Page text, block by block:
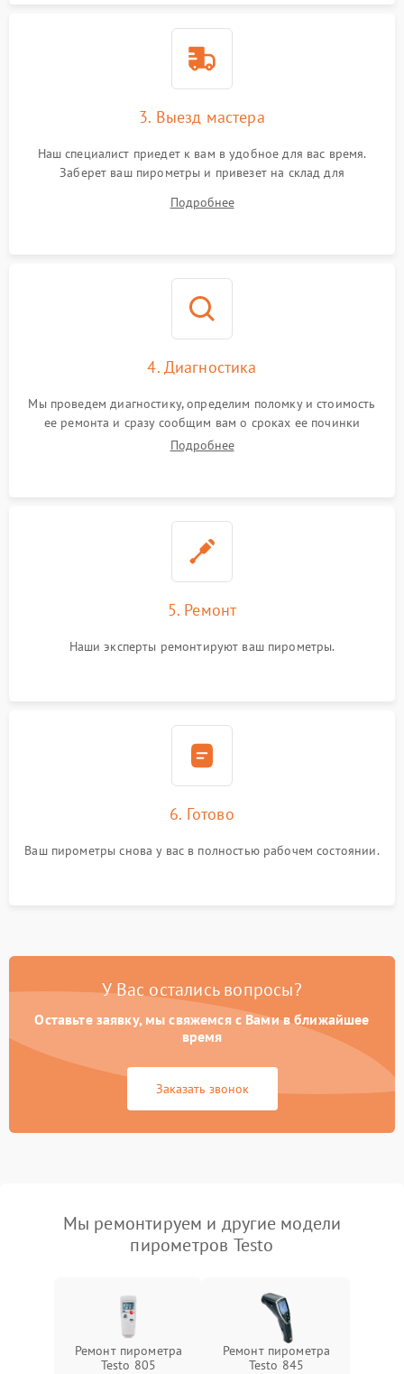
3. Выезд мастера
Наш специалист приедет к вам в удобное для вас время.
Заберет ваш пирометры и привезет на склад для
Подробнее
4. Диагностика
Мы проведем диагностику, определим поломку и стоимость
ее ремонта и сразу сообщим вам о сроках ее починки
Подробнее
5. Ремонт
Наши эксперты ремонтируют ваш пирометры.
6. Готово
Ваш пирометры снова у вас в полностью рабочем состоянии.
У Вас остались вопросы?
Оставьте заявку, мы свяжемся с Вами в ближайшее
время
Заказать звонок
Мы ремонтируем и другие модели
пирометров Testo
Ремонт пирометра
Testo 805
Ремонт пирометра
Testo 845